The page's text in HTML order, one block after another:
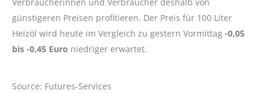
Verbraucherinnen und Verbraucher deshalb von
günstigeren Preisen profitieren. Der Preis für 100 Liter
Heizöl wird heute im Vergleich zu gestern Vormittag -0,05
bis -0,45 Euro niedriger erwartet.
Source: Futures-Services